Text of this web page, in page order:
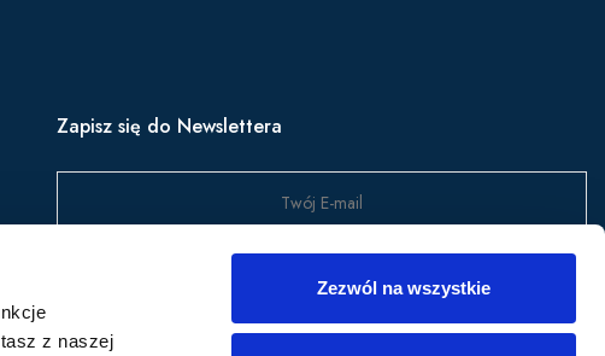
z naszej
Zezwól na wszystkie
Zapisz się do Newslettera
Zapisz się, aby być na bieżąco z nowościami w produktach,